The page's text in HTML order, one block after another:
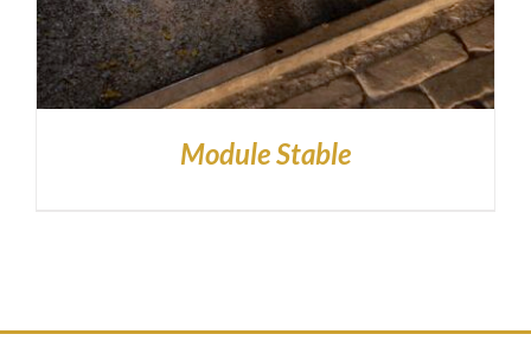
Module Stable